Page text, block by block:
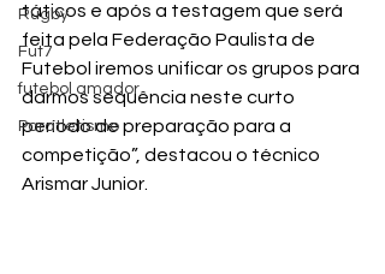
Rugby
Fut7
futebol amador
Paratletismo
táticos e após a testagem que será
feita pela Federação Paulista de
Futebol iremos unificar os grupos para
darmos sequência neste curto
período de preparação para a
competição”, destacou o técnico
Arismar Junior.